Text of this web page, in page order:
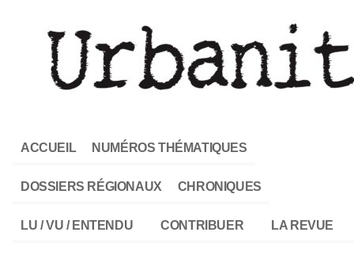
ACCUEIL NUMÉROS THÉMATIQUES
DOSSIERS RÉGIONAUX CHRONIQUES
LU / VU / ENTENDU CONTRIBUER LA REVUE